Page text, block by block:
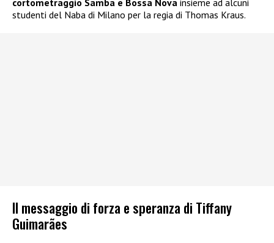
cortometraggio Samba e Bossa Nova insieme ad alcuni
studenti del Naba di Milano per la regia di Thomas Kraus.
Il messaggio di forza e speranza di Tiffany
Guimarães